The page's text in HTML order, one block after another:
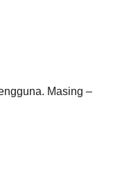
Masing –